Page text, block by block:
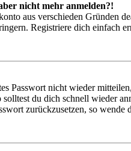
nicht mehr anmelden?!
aus verschieden Gründen
Registriere dich einfach
Passwort nicht wieder
du dich schnell wieder
zurückzusetzen, so